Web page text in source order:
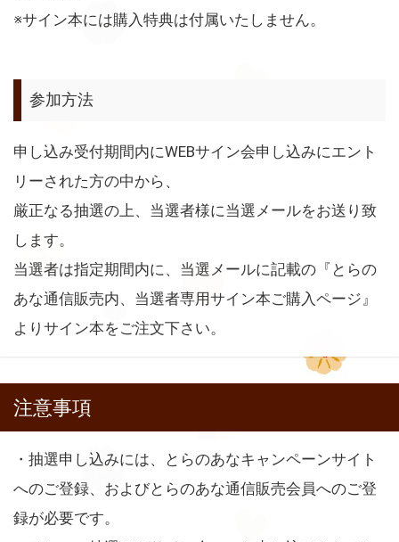
※サイン本には購入特典は付属いたしません。
参加方法
申し込み受付期間内にWEBサイン会申し込みにエント
リーされた方の中から、
厳正なる抽選の上、当選者様に当選メールをお送り致
します。
当選者は指定期間内に、当選メールに記載の『とらの
あな通信販売内、当選者専用サイン本ご購入ページ』
よりサイン本をご注文下さい。
注意事項
・抽選申し込みには、とらのあなキャンペーンサイト
へのご登録、およびとらのあな通信販売会員へのご登
録が必要です。